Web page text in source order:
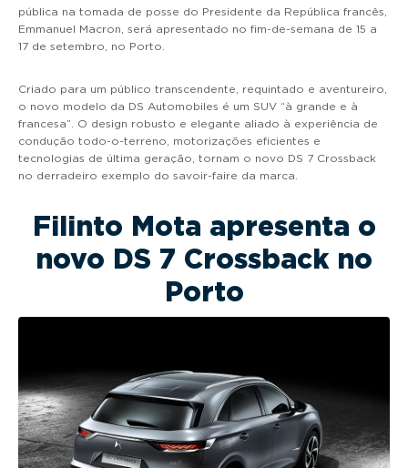
pública na tomada de posse do Presidente da República francês,
Emmanuel Macron, será apresentado no fim-de-semana de 15 a
17 de setembro, no Porto.
Criado para um público transcendente, requintado e aventureiro,
o novo modelo da DS Automobiles é um SUV “à grande e à
francesa”. O design robusto e elegante aliado à experiência de
condução todo-o-terreno, motorizações eficientes e
tecnologias de última geração, tornam o novo DS 7 Crossback
no derradeiro exemplo do savoir-faire da marca.
Filinto Mota apresenta o
novo DS 7 Crossback no
Porto